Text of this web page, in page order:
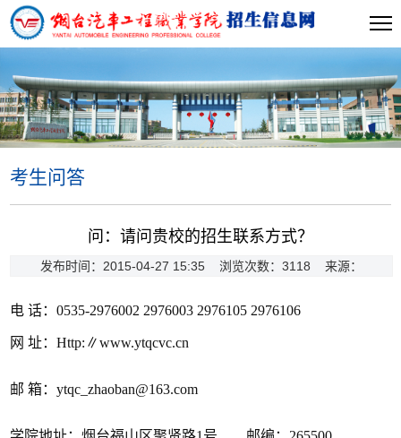
考生问答
当前位置:首页 >>考生问答>> 正文
问：请问贵校的招生联系方式？
发布时间：2015-04-27 15:35 浏览次数： 3118 来源：
电 话：0535-2976002 2976003 2976105 2976106
网 址：Http:∥www.ytqcvc.cn
邮 箱：ytqc_zhaoban@163.com